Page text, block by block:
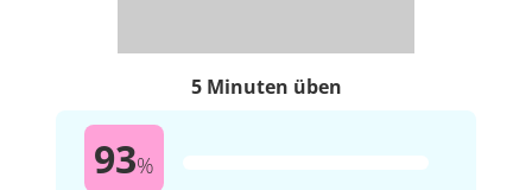
5 Minuten üben
93%